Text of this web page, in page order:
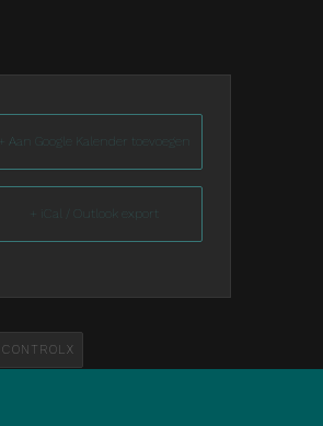
+ Aan Google Kalender toevoegen
+ iCal / Outlook export
CONTROLX